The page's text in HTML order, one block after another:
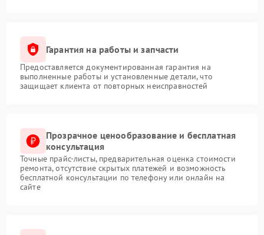
Гарантия на работы и запчасти
Предоставляется документированная гарантия на
выполненные работы и установленные детали, что
защищает клиента от повторных неисправностей
Прозрачное ценообразование и бесплатная
консультация
Точные прайс-листы, предварительная оценка стоимости
ремонта, отсутствие скрытых платежей и возможность
бесплатной консультации по телефону или онлайн на
сайте